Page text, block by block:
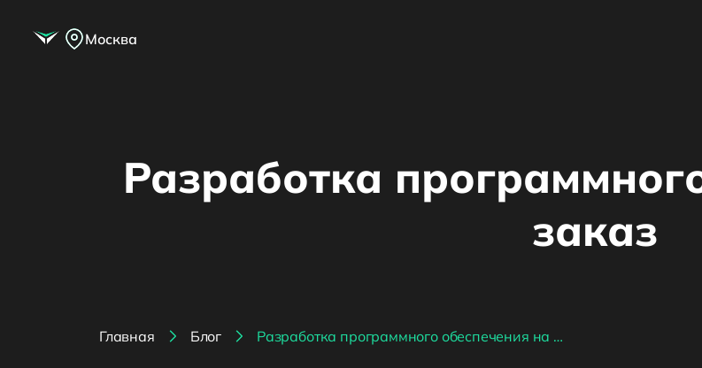
Москва
Разработка
заказ
Главная Блог Разработка программного обеспечения на заказ